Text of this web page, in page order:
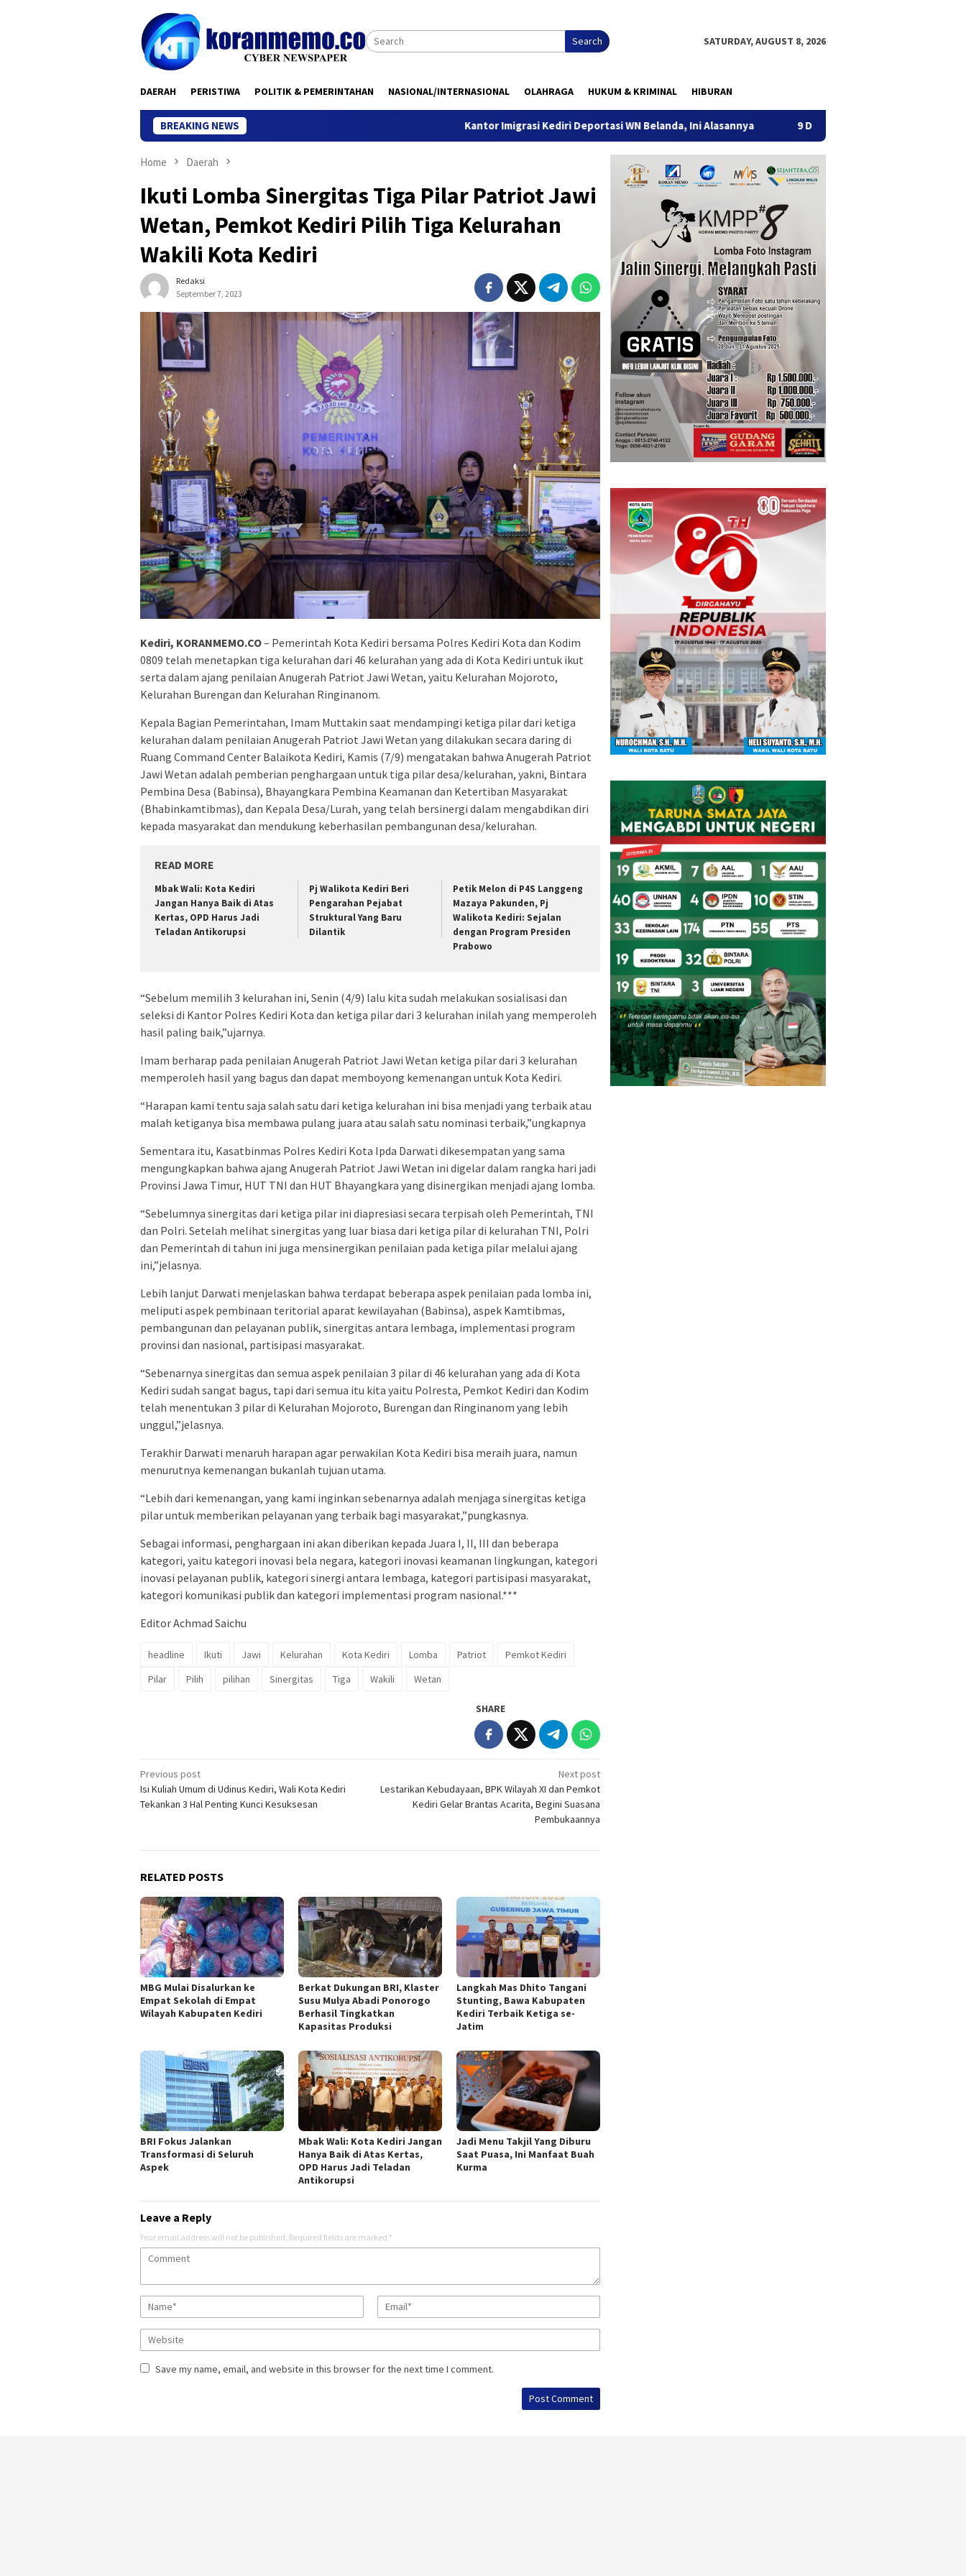
Search SATURDAY, AUGUST 8, 2026
DAERAH PERISTIWA POLITIK & PEMERINTAHAN NASIONAL/INTERNASIONAL OLAHRAGA HUKUM & KRIMINAL HIBURAN
BREAKING NEWS Kantor Imigrasi Kediri Deportasi WN Belanda, Ini Alasannya 9 Desa di 6 Kecamatan Tulungagung Alami
Home Daerah
Ikuti Lomba Sinergitas Tiga Pilar Patriot Jawi
Wetan, Pemkot Kediri Pilih Tiga Kelurahan
Wakili Kota Kediri
Redaksi
September 7, 2023
Kediri, KORANMEMO.CO– Pemerintah Kota Kediri bersama Polres Kediri Kota dan Kodim
0809 telah menetapkan tiga kelurahan dari 46 kelurahan yang ada di Kota Kediri untuk ikut
serta dalam ajang penilaian Anugerah Patriot Jawi Wetan, yaitu Kelurahan Mojoroto,
Kelurahan Burengan dan Kelurahan Ringinanom.
Kepala Bagian Pemerintahan, Imam Muttakin saat mendampingi ketiga pilar dari ketiga
kelurahan dalam penilaian Anugerah Patriot Jawi Wetan yang dilakukan secara daring di
Ruang Command Center Balaikota Kediri, Kamis (7/9) mengatakan bahwa Anugerah Patriot
Jawi Wetan adalah pemberian penghargaan untuk tiga pilar desa/kelurahan, yakni, Bintara
Pembina Desa (Babinsa), Bhayangkara Pembina Keamanan dan Ketertiban Masyarakat
(Bhabinkamtibmas), dan Kepala Desa/Lurah, yang telah bersinergi dalam mengabdikan diri
kepada masyarakat dan mendukung keberhasilan pembangunan desa/kelurahan.
READ MORE
Mbak Wali: Kota Kediri
Jangan Hanya Baik di Atas
Kertas, OPD Harus Jadi
Teladan Antikorupsi
Pj Walikota Kediri Beri
Pengarahan Pejabat
Struktural Yang Baru
Dilantik
Petik Melon di P4S Langgeng
Mazaya Pakunden, Pj
Walikota Kediri: Sejalan
dengan Program Presiden
Prabowo
“Sebelum memilih 3 kelurahan ini, Senin (4/9) lalu kita sudah melakukan sosialisasi dan
seleksi di Kantor Polres Kediri Kota dan ketiga pilar dari 3 kelurahan inilah yang memperoleh
hasil paling baik,”ujarnya.
Imam berharap pada penilaian Anugerah Patriot Jawi Wetan ketiga pilar dari 3 kelurahan
memperoleh hasil yang bagus dan dapat memboyong kemenangan untuk Kota Kediri.
“Harapan kami tentu saja salah satu dari ketiga kelurahan ini bisa menjadi yang terbaik atau
malah ketiganya bisa membawa pulang juara atau salah satu nominasi terbaik,”ungkapnya
Sementara itu, Kasatbinmas Polres Kediri Kota Ipda Darwati dikesempatan yang sama
mengungkapkan bahwa ajang Anugerah Patriot Jawi Wetan ini digelar dalam rangka hari jadi
Provinsi Jawa Timur, HUT TNI dan HUT Bhayangkara yang disinergikan menjadi ajang lomba.
“Sebelumnya sinergitas dari ketiga pilar ini diapresiasi secara terpisah oleh Pemerintah, TNI
dan Polri. Setelah melihat sinergitas yang luar biasa dari ketiga pilar di kelurahan TNI, Polri
dan Pemerintah di tahun ini juga mensinergikan penilaian pada ketiga pilar melalui ajang
ini,”jelasnya.
Lebih lanjut Darwati menjelaskan bahwa terdapat beberapa aspek penilaian pada lomba ini,
meliputi aspek pembinaan teritorial aparat kewilayahan (Babinsa), aspek Kamtibmas,
pembangunan dan pelayanan publik, sinergitas antara lembaga, implementasi program
provinsi dan nasional, partisipasi masyarakat.
“Sebenarnya sinergitas dan semua aspek penilaian 3 pilar di 46 kelurahan yang ada di Kota
Kediri sudah sangat bagus, tapi dari semua itu kita yaitu Polresta, Pemkot Kediri dan Kodim
telah menentukan 3 pilar di Kelurahan Mojoroto, Burengan dan Ringinanom yang lebih
unggul,”jelasnya.
Terakhir Darwati menaruh harapan agar perwakilan Kota Kediri bisa meraih juara, namun
menurutnya kemenangan bukanlah tujuan utama.
“Lebih dari kemenangan, yang kami inginkan sebenarnya adalah menjaga sinergitas ketiga
pilar untuk memberikan pelayanan yang terbaik bagi masyarakat,”pungkasnya.
Sebagai informasi, penghargaan ini akan diberikan kepada Juara I, II, III dan beberapa
kategori, yaitu kategori inovasi bela negara, kategori inovasi keamanan lingkungan, kategori
inovasi pelayanan publik, kategori sinergi antara lembaga, kategori partisipasi masyarakat,
kategori komunikasi publik dan kategori implementasi program nasional.***
Editor Achmad Saichu
headline Ikuti Jawi Kelurahan Kota Kediri Lomba Patriot
Pemkot Kediri
Pilar
Pilih pilihan Sinergitas Tiga Wakili Wetan
SHARE
Post
navigation
Previous post
Isi Kuliah Umum di Udinus Kediri, Wali Kota Kediri
Tekankan 3 Hal Penting Kunci Kesuksesan
Next post
Lestarikan Kebudayaan, BPK Wilayah XI dan Pemkot
Kediri Gelar Brantas Acarita, Begini Suasana
Pembukaannya
RELATED POSTS
MBG Mulai Disalurkan ke
Empat Sekolah di Empat
Wilayah Kabupaten Kediri
Berkat Dukungan BRI, Klaster
Susu Mulya Abadi Ponorogo
Berhasil Tingkatkan
Kapasitas Produksi
Langkah Mas Dhito Tangani
Stunting, Bawa Kabupaten
Kediri Terbaik Ketiga se-
Jatim
BRI Fokus Jalankan
Transformasi di Seluruh
Aspek
Mbak Wali: Kota Kediri Jangan
Hanya Baik di Atas Kertas,
OPD Harus Jadi Teladan
Antikorupsi
Jadi Menu Takjil Yang Diburu
Saat Puasa, Ini Manfaat Buah
Kurma
Leave a Reply
Your email address will not be published. Required fields are marked *
Save my name, email, and website in this browser for the next time I comment.